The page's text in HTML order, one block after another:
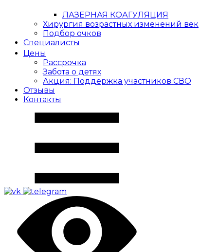
ЛАЗЕРНАЯ КОАГУЛЯЦИЯ
Хирургия возрастных изменений век
Подбор очков
Специалисты
Цены
Рассрочка
Забота о детях
Акция: Поддержка участников СВО
Отзывы
Контакты